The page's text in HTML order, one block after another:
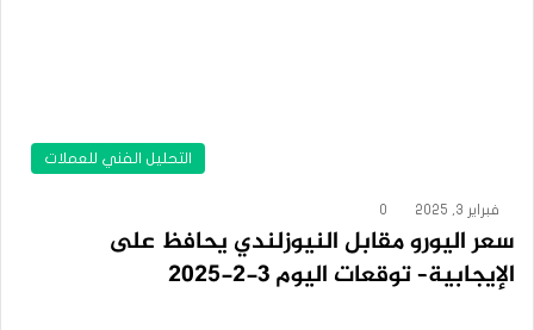
التحليل الفني للعملات
فبراير 3, 2025 0
سعر اليورو مقابل النيوزلندي يحافظ على
الإيجابية– توقعات اليوم 3-2-2025